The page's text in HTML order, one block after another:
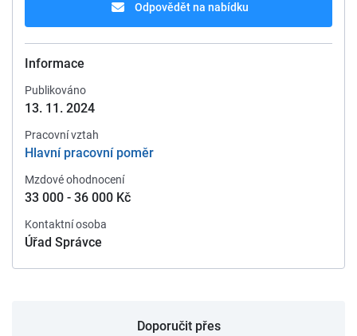
Odpovědět na nabídku
Informace
Publikováno
13. 11. 2024
Pracovní vztah
Hlavní pracovní poměr
Mzdové ohodnocení
33 000 - 36 000 Kč
Kontaktní osoba
Úřad Správce
Doporučit přes